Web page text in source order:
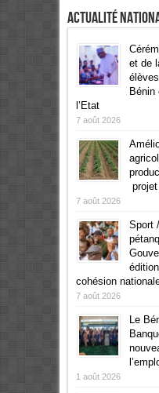
Actualité
et de
Bénin
l’Etat
7 août 2026
7 août 2026
Sport
cohésion
7 août 2026
Le
1 août 2026